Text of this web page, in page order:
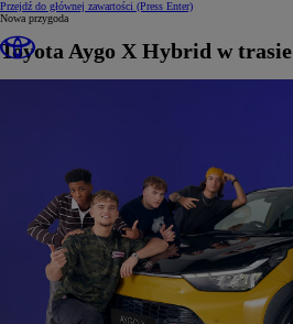
Przejdź do głównej zawartości (Press Enter)
Nowa przygoda
Toyota Aygo X Hybrid w trasie